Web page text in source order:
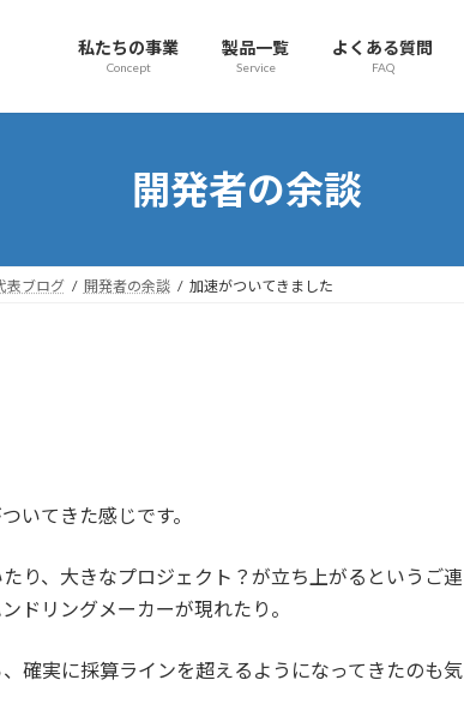
私たちの事業
Concept
製品一覧
Service
よくある質問
FAQ
開発者の余談
表ブログ 開発者の余談 加速がついてきました
いてきた感じです。
り、大きなプロジェクト？が立ち上がるというご連
ドリングメーカーが現れたり。
確実に採算ラインを超えるようになってきたのも気